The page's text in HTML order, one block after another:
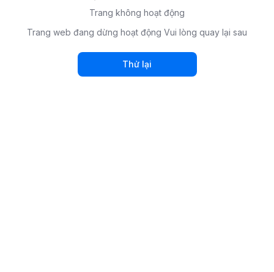
Trang không hoạt động
Trang web đang dừng hoạt động Vui lòng quay lại sau
Thử lại